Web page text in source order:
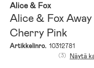
Alice & Fox
Alice & Fox
Cherry Pink
Artikkelinro. 10312781
(3) Näytä